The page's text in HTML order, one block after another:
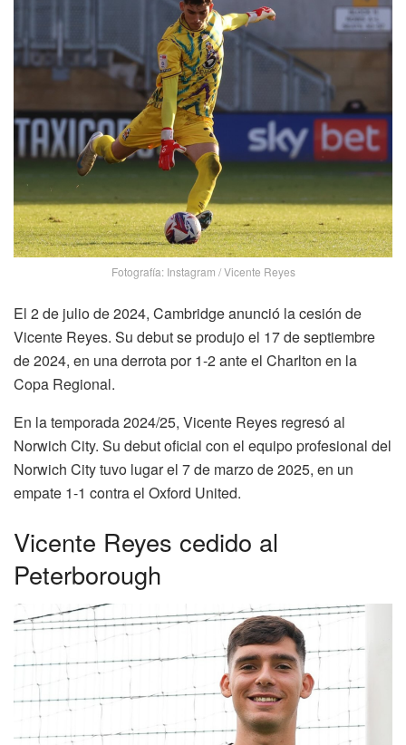
Fotografía: Instagram / Vicente Reyes
El 2 de julio de 2024, Cambridge anunció la cesión de
Vicente Reyes. Su debut se produjo el 17 de septiembre
de 2024, en una derrota por 1-2 ante el Charlton en la
Copa Regional.
En la temporada 2024/25, Vicente Reyes regresó al
Norwich City. Su debut oficial con el equipo profesional del
Norwich City tuvo lugar el 7 de marzo de 2025, en un
empate 1-1 contra el Oxford United.
Vicente Reyes cedido al
Peterborough